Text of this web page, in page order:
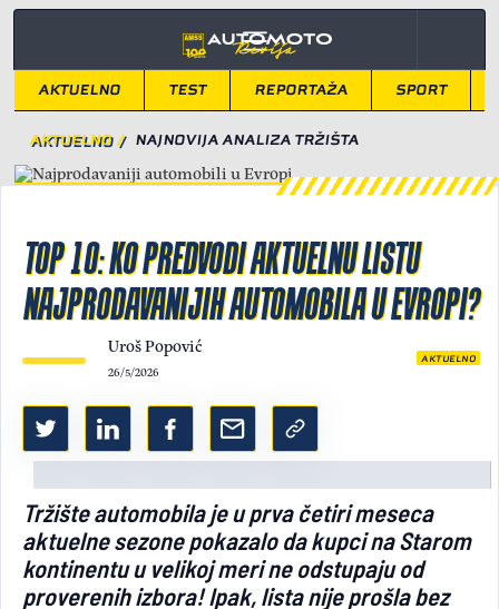
Light/Dark mode
AKTUELNO TEST REPORTAŽA SPORT
AKTUELNO / NAJNOVIJA ANALIZA TRŽIŠTA
TOP 10: KO PREDVODI AKTUELNU LISTU
NAJPRODAVANIJIH AUTOMOBILA U EVROPI?
Uroš Popović
26/5/2026
AKTUELNO
Tržište automobila je u prva četiri meseca
aktuelne sezone pokazalo da kupci na Starom
kontinentu u velikoj meri ne odstupaju od
proverenih izbora! Ipak, lista nije prošla bez